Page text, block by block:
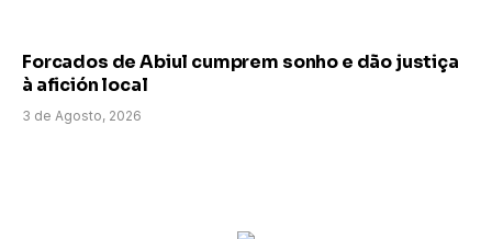
Forcados de Abiul cumprem sonho e dão justiça
à afición local
3 de Agosto, 2026